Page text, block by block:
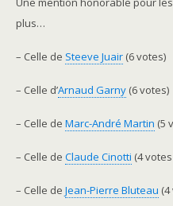
plus…
– Celle de Steeve Juair (6 votes)
– Celle d’Arnaud Garny (6 votes)
– Celle de Marc-André Martin (5
– Celle de Claude Cinotti (4
– Celle de Jean-Pierre Bluteau